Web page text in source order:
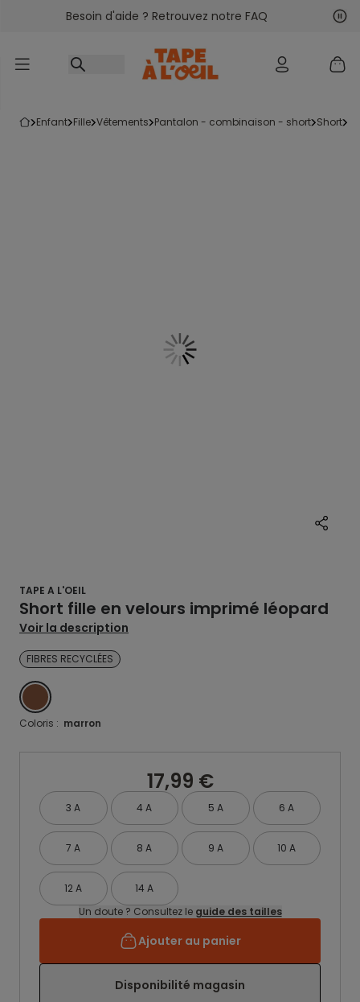
Accéder au contenu
Besoin d'aide ? Retrouvez notre FAQ
enfant fille vêtements pantalon - combinaison - short short
TAPE A L'OEIL
Short fille en velours imprimé léopard
Voir la description
FIBRES RECYCLÉES
MARRON
Coloris : marron
17,99 €
3 A 4 A 5 A 6 A
7 A 8 A 9 A 10 A
12 A
14 A
Un doute ? Consultez le guide des tailles
Ajouter au panier
Disponibilité magasin